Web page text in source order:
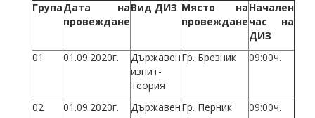
ГрупаДата на
провеждане
Вид ДИЗ Място на
провеждане
Начален
час на
ДИЗ
01
01.09.2020г.
Държавен
изпит-
теория
Гр. Брезник 09:00ч.
02 01.09.2020г.
ДържавенГр. Перник 09:00ч.